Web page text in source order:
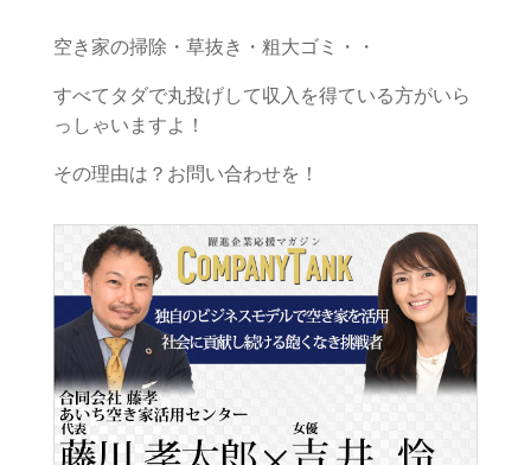
空き家の掃除・草抜き・粗大ゴミ・・
すべてタダで丸投げして収入を得ている方がいら
っしゃいますよ！
その理由は？お問い合わせを！